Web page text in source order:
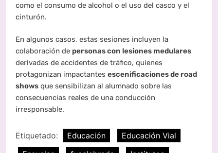
como el consumo de alcohol o el uso del casco y el
cinturón.
En algunos casos, estas sesiones incluyen la
colaboración de personas con lesiones medulares
derivadas de accidentes de tráfico, quienes
protagonizan impactantes escenificaciones de road
shows que sensibilizan al alumnado sobre las
consecuencias reales de una conducción
irresponsable.
Etiquetado: Educación
Educación Vial